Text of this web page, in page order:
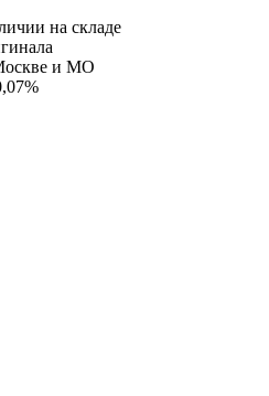
на складе
и МО